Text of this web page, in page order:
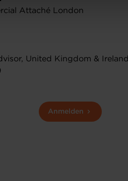
Attaché London
United Kingdom & Ireland
Anmelden